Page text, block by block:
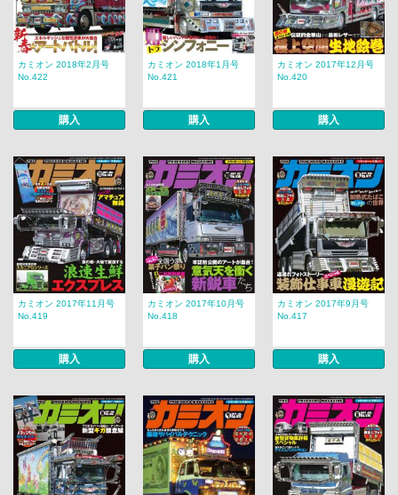
カミオン 2018年2月号
No.422
購入
カミオン 2018年1月号
No.421
購入
カミオン 2017年12月号
No.420
購入
カミオン 2017年11月号
No.419
購入
カミオン 2017年10月号
No.418
購入
カミオン 2017年9月号
No.417
購入